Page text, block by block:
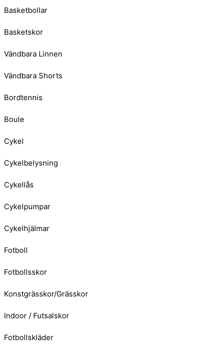
Basketbollar
Basketskor
Vändbara Linnen
Vändbara Shorts
Bordtennis
Boule
Cykel
Cykelbelysning
Cykellås
Cykelpumpar
Cykelhjälmar
Fotboll
Fotbollsskor
Konstgrässkor/Grässkor
Indoor / Futsalskor
Fotbollskläder